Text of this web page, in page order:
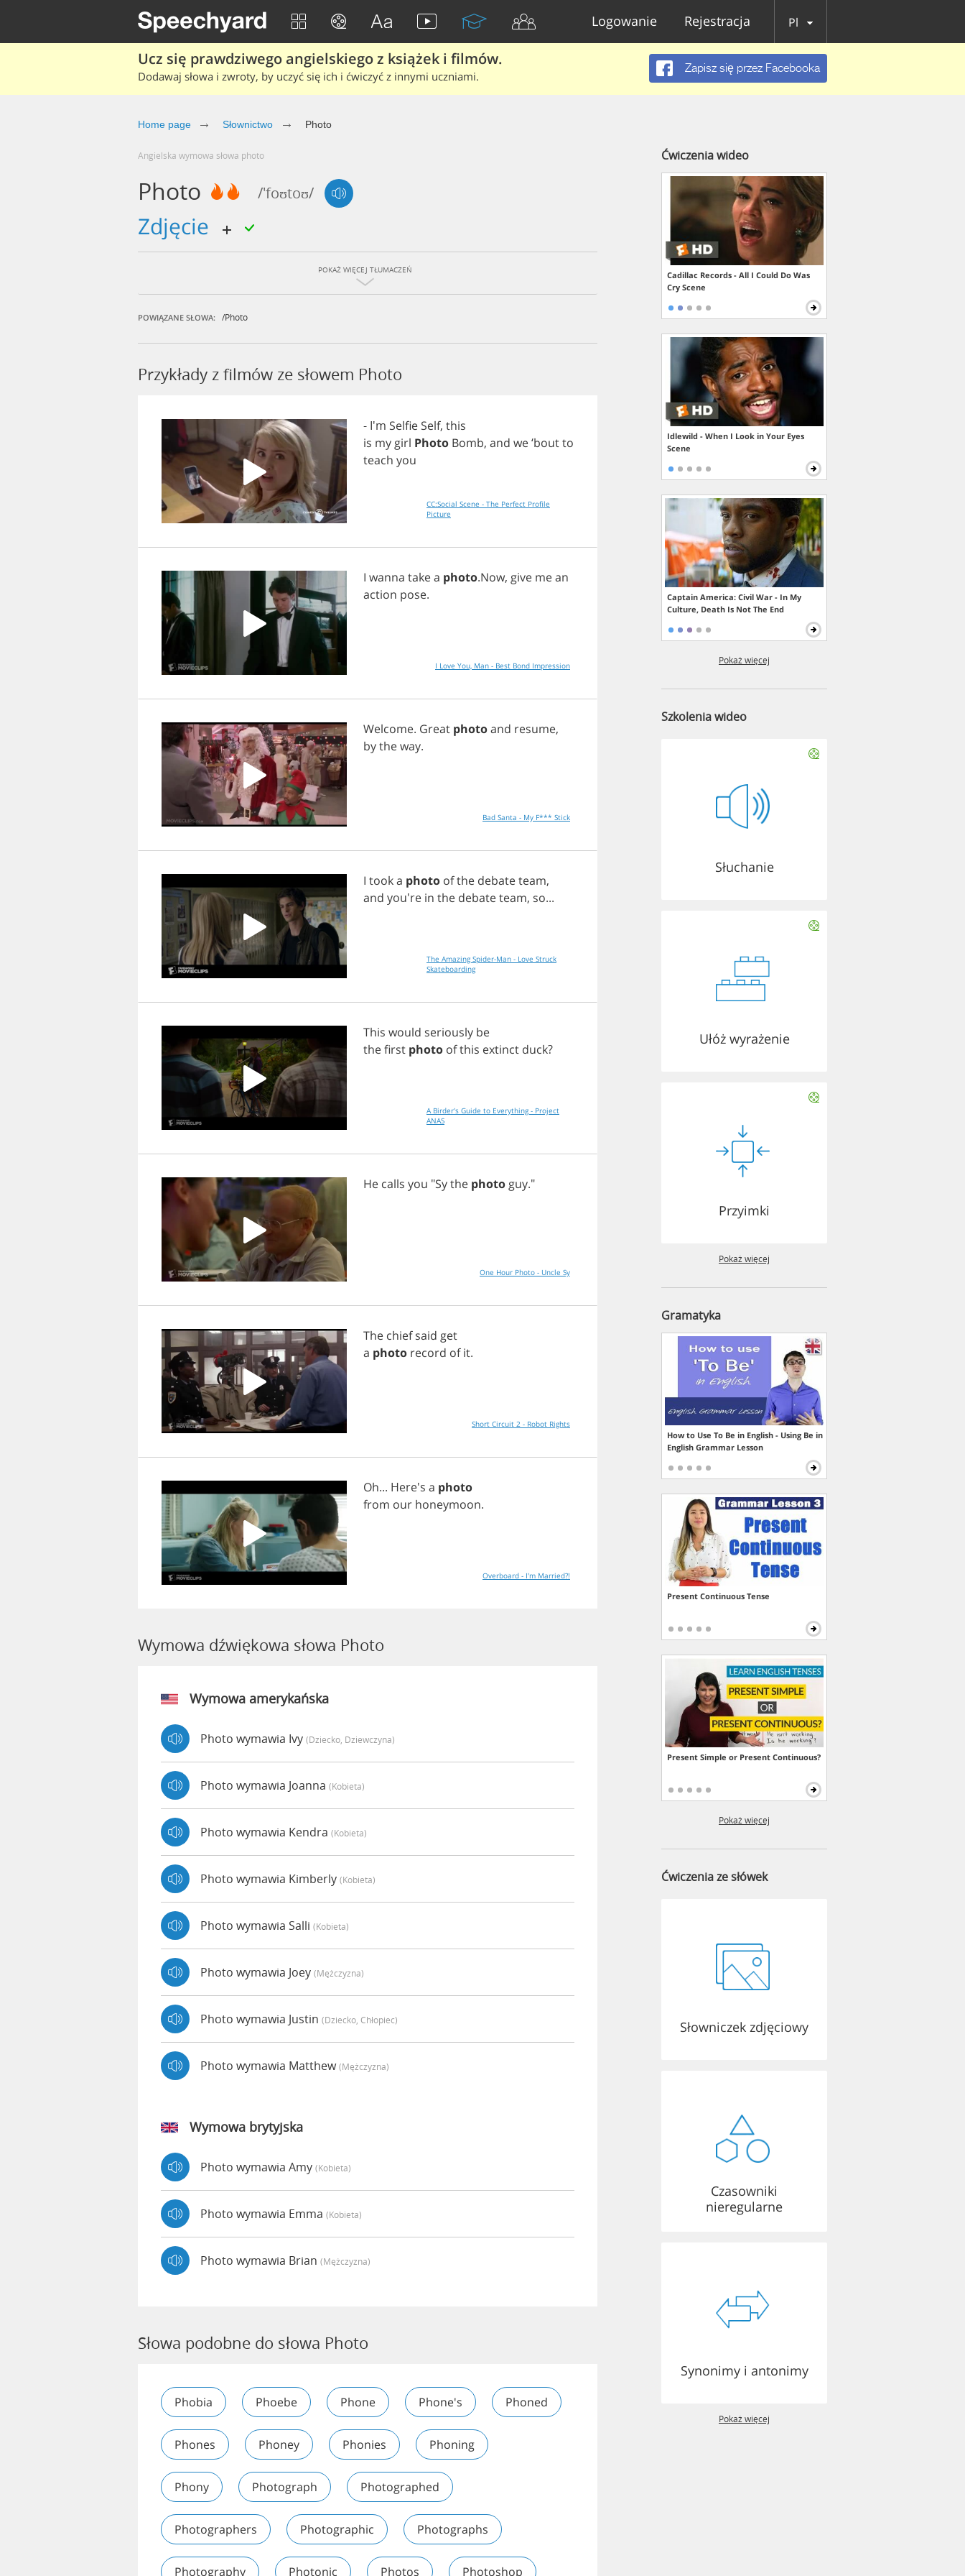
Logowanie Rejestracja Pl
Ucz się prawdziwego angielskiego z książek i filmów.
Dodawaj słowa i zwroty, by uczyć się ich i ćwiczyć z innymi uczniami.
Zapisz się przez Facebooka
Home page Słownictwo Photo
Angielska wymowa słowa photo
Photo /'foʊtoʊ/
zdjęcie
POKAŻ WIĘCEJ TŁUMACZEŃ
POWIĄZANE SŁOWA: /photo
Przykłady z filmów ze słowem Photo
- I'm Selfie Self, this
is my girl Photo Bomb, and we‘boutto
teach you
CC:Social Scene - The Perfect Profile
Picture
I wanna takea photo.Now, give mean
action pose.
I Love You, Man - Best Bond Impression
Welcome. Great photoand resume,
bytheway.
Bad Santa - My F*** Stick
I tooka photo ofthe debateteam,
and you're in the debateteam, so...
The Amazing Spider-Man - Love Struck
Skateboarding
This would seriously be
thefirst photo ofthis extinct duck?
A Birder's Guide to Everything - Project
ANAS
He calls you "Sythe photo guy."
One Hour Photo - Uncle Sy
The chief said get
a photo record of it.
Short Circuit 2 - Robot Rights
Oh... Here's a photo
from our honeymoon.
Overboard - I'm Married?!
Wymowa dźwiękowa słowa Photo
Wymowa amerykańska
Photo wymawia Ivy (dziecko, Dziewczyna)
Photo wymawia Joanna (kobieta)
Photo wymawia Kendra (kobieta)
Photo wymawia Kimberly (kobieta)
Photo wymawia Salli (kobieta)
Photo wymawia Joey (mężczyzna)
Photo wymawia Justin (dziecko, Chłopiec)
Photo wymawia Matthew(mężczyzna)
Wymowa brytyjska
Photo wymawia Amy (kobieta)
Photo wymawia Emma (kobieta)
Photo wymawia Brian (mężczyzna)
Słowa podobne do słowa Photo
Phobia Phoebe Phone Phone's Phoned
Phones Phoney Phonies Phoning
Phony Photograph Photographed
Photographers Photographic Photographs
Photography Photonic Photos Photoshop
Ćwiczenia wideo
Cadillac Records - All I Could Do Was
Cry Scene
Idlewild - When I Look in Your Eyes
Scene
Captain America: Civil War - In My
Culture, Death Is Not The End
Pokaż więcej
Szkolenia wideo
Słuchanie
Ułóż wyrażenie
Przyimki
Pokaż więcej
Gramatyka
How to Use To Be in English - Using Be in
English Grammar Lesson
Present Continuous Tense
Present Simple or Present Continuous?
Pokaż więcej
Ćwiczenia ze słówek
Słowniczek zdjęciowy
Czasowniki
nieregularne
Synonimy i antonimy
Pokaż więcej